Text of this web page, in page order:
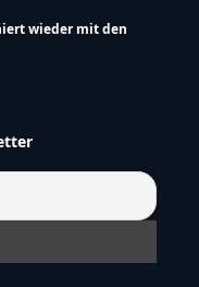
wieder mit den